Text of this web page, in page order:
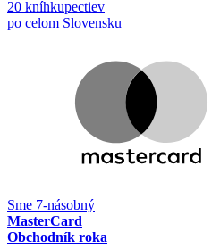
20 kníhkupectiev
po celom Slovensku
Sme 7-násobný
MasterCard
Obchodník roka